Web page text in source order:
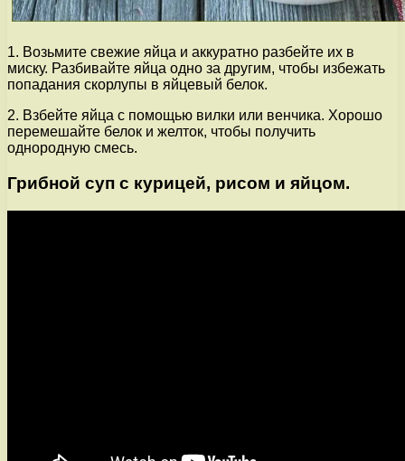
1. Возьмите свежие яйца и аккуратно разбейте их в
миску. Разбивайте яйца одно за другим, чтобы избежать
попадания скорлупы в яйцевый белок.
2. Взбейте яйца с помощью вилки или венчика. Хорошо
перемешайте белок и желток, чтобы получить
однородную смесь.
Грибной суп с курицей, рисом и яйцом.